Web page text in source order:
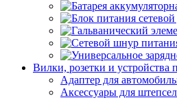
Вилки, розетки и
Адаптер для
Аксессуары для